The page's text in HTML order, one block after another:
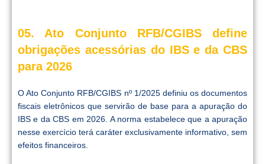
05. Ato Conjunto RFB/CGIBS define
obrigações acessórias do IBS e da CBS
para 2026
O Ato Conjunto RFB/CGIBS nº 1/2025 definiu os documentos
fiscais eletrônicos que servirão de base para a apuração do
IBS e da CBS em 2026. A norma estabelece que a apuração
nesse exercício terá caráter exclusivamente informativo, sem
efeitos financeiros.